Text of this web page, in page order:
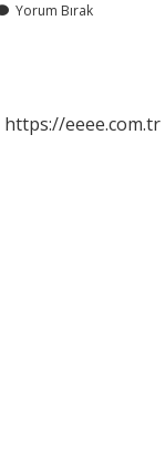
Yorum Bırak
https://eeee.com.tr